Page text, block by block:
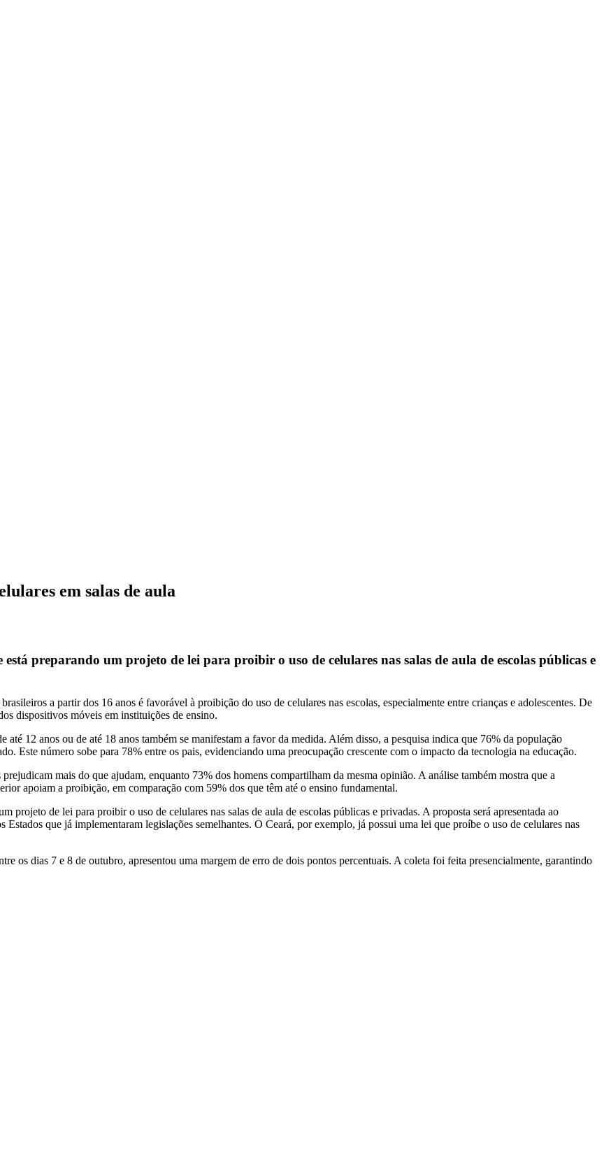
em salas de aula
preparando um projeto de lei para proibir o uso de celulares nas salas de aula de escolas públicas e
a partir dos 16 anos é favorável à proibição do uso de celulares nas escolas, especialmente entre crianças e adolescentes. De
dispositivos móveis em instituições de ensino.
12 anos ou de até 18 anos também se manifestam a favor da medida. Além disso, a pesquisa indica que 76% da população
Este número sobe para 78% entre os pais, evidenciando uma preocupação crescente com o impacto da tecnologia na educação.
mais do que ajudam, enquanto 73% dos homens compartilham da mesma opinião. A análise também mostra que a
apoiam a proibição, em comparação com 59% dos que têm até o ensino fundamental.
projeto de lei para proibir o uso de celulares nas salas de aula de escolas públicas e privadas. A proposta será apresentada ao
que já implementaram legislações semelhantes. O Ceará, por exemplo, já possui uma lei que proíbe o uso de celulares nas
os dias 7 e 8 de outubro, apresentou uma margem de erro de dois pontos percentuais. A coleta foi feita presencialmente, garantindo